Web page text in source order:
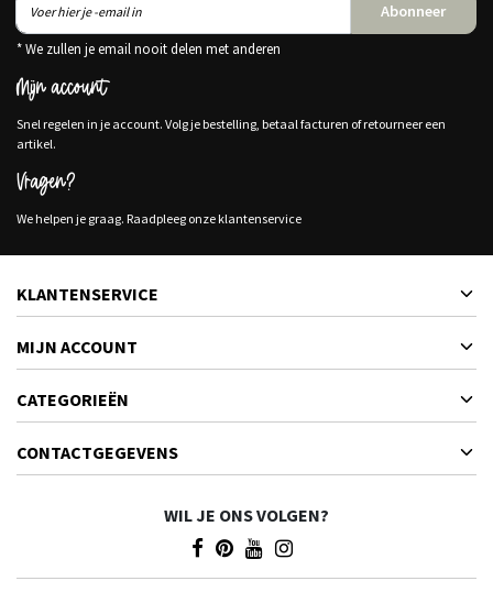
Abonneer
* We zullen je email nooit delen met anderen
Mijn account
Snel regelen in je account. Volg je bestelling, betaal facturen of retourneer een
artikel.
Vragen?
We helpen je graag. Raadpleeg onze klantenservice
KLANTENSERVICE
MIJN ACCOUNT
CATEGORIEËN
CONTACTGEGEVENS
WIL JE ONS VOLGEN?